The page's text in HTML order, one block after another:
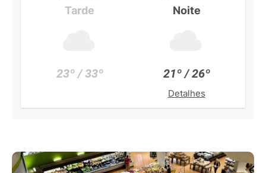
Tarde
23º / 33º
Noite
21º / 26º
Detalhes